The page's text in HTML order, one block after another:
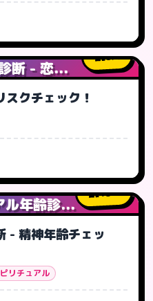
断 - 恋...
8人
クチェック！
ル年齢診...
15人
- 精神年齢チェッ
リチュアル